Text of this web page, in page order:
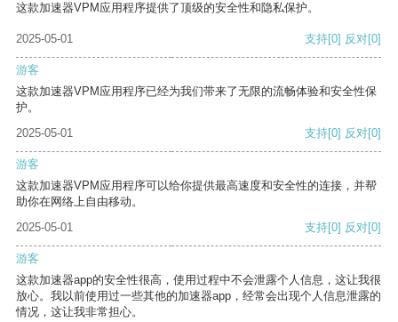
这款加速器VPM应用程序提供了顶级的安全性和隐私保护。
2025-05-01 支持[0] 反对[0]
游客
这款加速器VPM应用程序已经为我们带来了无限的流畅体验和安全性保
护。
2025-05-01
支持[0] 反对[0]
游客
这款加速器VPM应用程序可以给你提供最高速度和安全性的连接，并帮
助你在网络上自由移动。
2025-05-01
支持[0] 反对[0]
游客
这款加速器app的安全性很高，使用过程中不会泄露个人信息，这让我很
放心。我以前使用过一些其他的加速器app，经常会出现个人信息泄露的
情况，这让我非常担心。